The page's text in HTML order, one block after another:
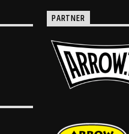
PARTNER